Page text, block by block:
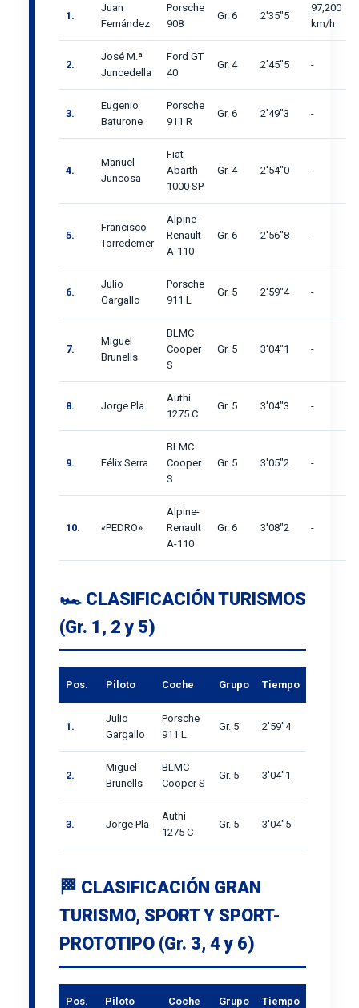
1.
Juan
Fernández
Porsche
908
Gr. 6 2'35"5
97,200
km/h
2.
José M.ª
Juncedella
Ford GT
40
Gr. 4 2'45"5 -
3.
Eugenio
Baturone
Porsche
911 R
Gr. 6 2'49"3 -
4.
Manuel
Juncosa
Fiat
Abarth
1000 SP
Gr. 4 2'54"0 -
5.
Francisco
Torredemer
Alpine-
Renault
A-110
Gr. 6 2'56"8 -
6.
Julio
Gargallo
Porsche
911 L
Gr. 5 2'59"4 -
7.
Miguel
Brunells
BLMC
Cooper
S
Gr. 5 3'04"1 -
8. Jorge Pla
Authi
1275 C
Gr. 5 3'04"3 -
9. Félix Serra
BLMC
Cooper
S
Gr. 5 3'05"2 -
10. «PEDRO»
Alpine-
Renault
A-110
Gr. 6 3'08"2 -
🏎️ CLASIFICACIÓN TURISMOS
(Gr. 1, 2 y 5)
Pos. Piloto Coche Grupo Tiempo
1.
Julio
Gargallo
Porsche
911 L
Gr. 5 2'59"4
2.
Miguel
Brunells
BLMC
Cooper S
Gr. 5 3'04"1
3. Jorge Pla
Authi
1275 C
Gr. 5 3'04"5
🏁 CLASIFICACIÓN GRAN
TURISMO, SPORT Y SPORT-
PROTOTIPO (Gr. 3, 4 y 6)
Pos. Piloto Coche Grupo Tiempo